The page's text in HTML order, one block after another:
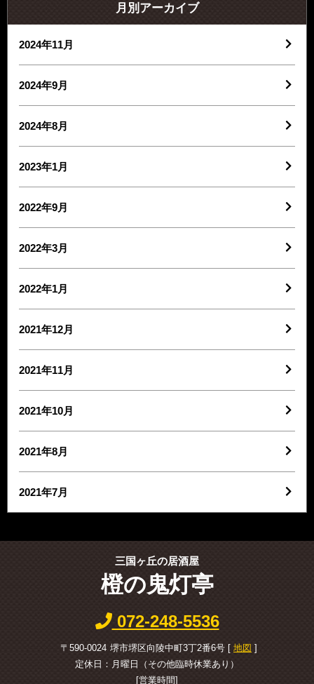
月別アーカイブ
2024年11月
2024年9月
2024年8月
2023年1月
2022年9月
2022年3月
2022年1月
2021年12月
2021年11月
2021年10月
2021年8月
2021年7月
三国ヶ丘の居酒屋
橙の鬼灯亭
072-248-5536
〒590-0024 堺市堺区向陵中町3丁2番6号 [ 地図 ]
定休日：月曜日（その他臨時休業あり）
[営業時間]